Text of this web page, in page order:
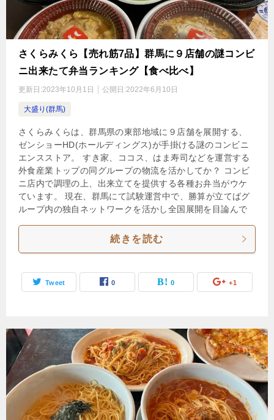
さくらみくら【売れ筋7品】群馬に９店舗の謎コンビ
ニ出来たて弁当ランキング【食べ比べ】
更新日:2023年10月1日 公開日:2022年6月10日
大盛り(群馬)
さくらみくらは、群馬県の東部地域に９店舗を展開する、
ゼンショーHD(ホールディングス)が手掛ける謎のコンビニ
エンスストア。 すき家、ココス、はま寿司などを運営する
外食産業トップの同グループの物流を活かしてか？ コンビ
ニ店内で調理の上、出来立てを提供する各種お弁当がウケ
ています。 現在、群馬にて試験運営中で、勝算が立てばグ
ループ内の独自ネットワークを活かし全国展開を目論んで
続きを読む
Tweet 0 0 +1